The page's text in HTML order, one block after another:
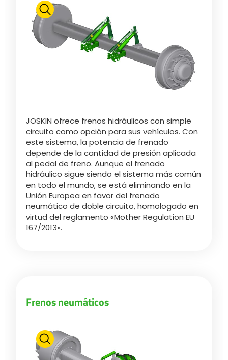
FAN SHOP
OFERTAS DE EMPLEO
CONTACTO
MyJOSKIN
Polski
Descargar el folleto
Dansk
Română
Suomi
Magyar
Lietuvių kalba
JOSKIN ofrece frenos hidráulicos con simple
circuito como opción para sus vehículos. Con
este sistema, la potencia de frenado
depende de la cantidad de presión aplicada
al pedal de freno. Aunque el frenado
hidráulico sigue siendo el sistema más común
en todo el mundo, se está eliminando en la
Unión Europea en favor del frenado
neumático de doble circuito, homologado en
virtud del reglamento «Mother Regulation EU
167/2013».
Frenos neumáticos